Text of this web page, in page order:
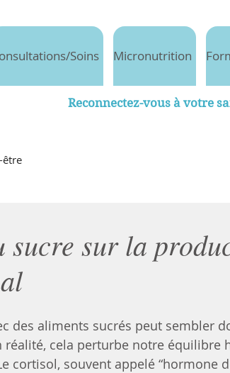
Soins Micronutrition
Reconnectez-vous à votre
être
sucre sur la
des aliments sucrés peut sembler
réalité, cela perturbe notre équilibre
cortisol, souvent appelé “hormone